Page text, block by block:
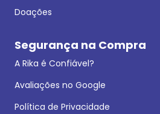
Doações
Segurança na Compra
A Rika é Confiável?
Avaliações no Google
Política de Privacidade